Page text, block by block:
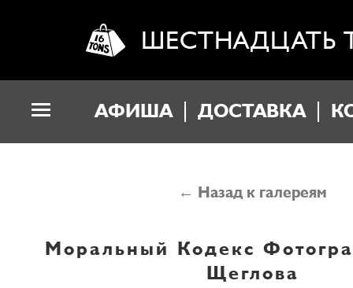
ШЕСТНАДЦАТЬ
АФИША ДОСТАВКА
← Назад к галереям
Моральный Кодекс
Щеглова